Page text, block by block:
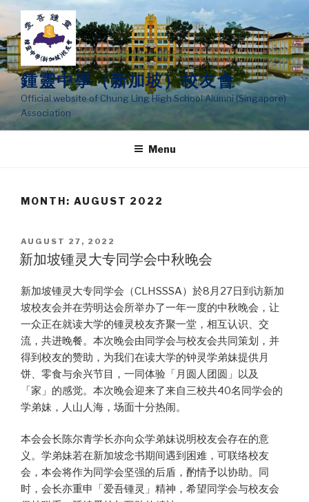
content
鍾靈中學（新加坡）校友會
Official website of Chung Ling High School Alumni (Singapore)
Association
Menu
MONTH: AUGUST 2022
POSTED
ON
AUGUST 27, 2022
新加坡锺灵大专同学会中秋晚会
新加坡锺灵大专同学会（CLHSSSA）於8月27日到访新加
坡校友会并在劳明达会所举办了一年一度的中秋晚会，让
一众正在就读大学的锺灵校友齐聚一堂，相互认识、交
流，共进晚餐。本次晚会由同学会与校友会共同策划，并
得到校友的赞助，为我们在读大学的钟灵学弟妹提供月
饼、零食与余兴节目，一同体验「月圆人团圆」以及
「家」的感觉。本次晚会迎来了来自三校共40名同学会的
学弟妹，人山人海，场面十分热闹。
本会会长陈尔青学长亦向众学弟妹说明校友会存在的意
义。学弟妹若在新加坡念书期间遇到困难，可联络校友
会，本会将作为同学会坚强的后盾，酌情予以协助。同
时，会长亦重申「爱吾锺灵」精神，希望同学会与校友会